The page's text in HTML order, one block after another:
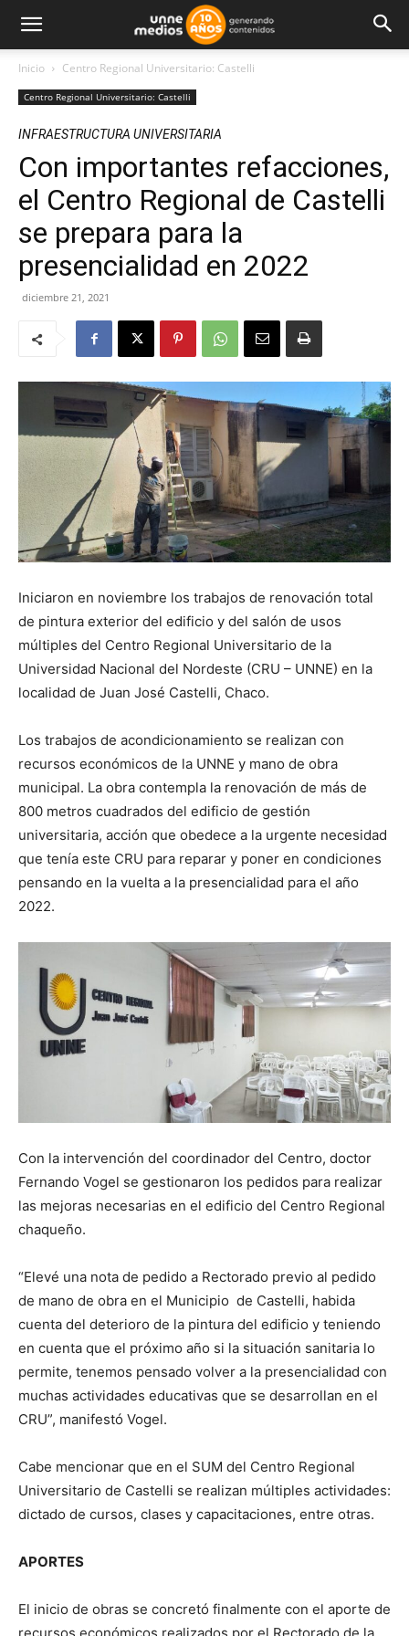
Inicio Centro Regional Universitario: Castelli
Centro Regional Universitario: Castelli
INFRAESTRUCTURA UNIVERSITARIA
Con importantes refacciones,
el Centro Regional de Castelli
se prepara para la
presencialidad en 2022
diciembre 21, 2021
Iniciaron en noviembre los trabajos de renovación total
de pintura exterior del edificio y del salón de usos
múltiples del Centro Regional Universitario de la
Universidad Nacional del Nordeste (CRU – UNNE) en la
localidad de Juan José Castelli, Chaco.
Los trabajos de acondicionamiento se realizan con
recursos económicos de la UNNE y mano de obra
municipal. La obra contempla la renovación de más de
800 metros cuadrados del edificio de gestión
universitaria, acción que obedece a la urgente necesidad
que tenía este CRU para reparar y poner en condiciones
pensando en la vuelta a la presencialidad para el año
2022.
Con la intervención del coordinador del Centro, doctor
Fernando Vogel se gestionaron los pedidos para realizar
las mejoras necesarias en el edificio del Centro Regional
chaqueño.
“Elevé una nota de pedido a Rectorado previo al pedido
de mano de obra en el Municipio de Castelli, habida
cuenta del deterioro de la pintura del edificio y teniendo
en cuenta que el próximo año si la situación sanitaria lo
permite, tenemos pensado volver a la presencialidad con
muchas actividades educativas que se desarrollan en el
CRU”, manifestó Vogel.
Cabe mencionar que en el SUM del Centro Regional
Universitario de Castelli se realizan múltiples actividades:
dictado de cursos, clases y capacitaciones, entre otras.
APORTES
El inicio de obras se concretó finalmente con el aporte de